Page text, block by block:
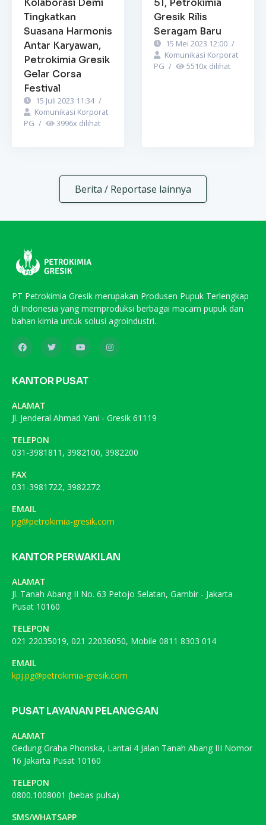
Kolaborasi Demi
Tingkatkan
Suasana Harmonis
Antar Karyawan,
Petrokimia Gresik
Gelar Corsa
Festival
15 Juli 2023 11:34 /
Komunikasi Korporat
PG / 3996x dilihat
51, Petrokimia
Gresik Rilis
Seragam Baru
15 Mei 2023 12:00 /
Komunikasi Korporat
PG / 5510x dilihat
Berita / Reportase lainnya
PT Petrokimia Gresik merupakan Produsen Pupuk Terlengkap
di Indonesia yang memproduksi berbagai macam pupuk dan
bahan kimia untuk solusi agroindustri.
KANTOR PUSAT
ALAMAT
Jl. Jenderal Ahmad Yani - Gresik 61119
TELEPON
031-3981811, 3982100, 3982200
FAX
031-3981722, 3982272
EMAIL
pg@petrokimia-gresik.com
KANTOR PERWAKILAN
ALAMAT
Jl. Tanah Abang II No. 63 Petojo Selatan, Gambir - Jakarta
Pusat 10160
TELEPON
021 22035019, 021 22036050, Mobile 0811 8303 014
EMAIL
kpj.pg@petrokimia-gresik.com
PUSAT LAYANAN PELANGGAN
ALAMAT
Gedung Graha Phonska, Lantai 4 Jalan Tanah Abang III Nomor
16 Jakarta Pusat 10160
TELEPON
0800.1008001 (bebas pulsa)
SMS/WHATSAPP